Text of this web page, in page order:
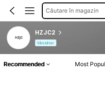
Căutare în magazin
HZJC2
Vânzător
Recommended Most